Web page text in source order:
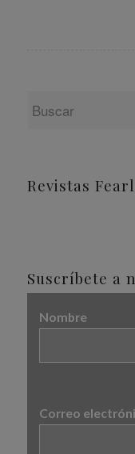
Revistas
Suscríbete a
Nombre
Correo